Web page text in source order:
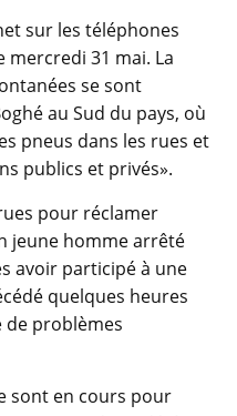
sur les téléphones
31 mai. La
se sont
au Sud du pays, où
pneus dans les rues et
publics et privés».
pour réclamer
jeune homme arrêté
avoir participé à une
quelques heures
de problèmes
sont en cours pour